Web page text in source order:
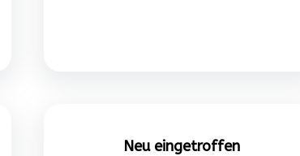
Neu eingetroffen